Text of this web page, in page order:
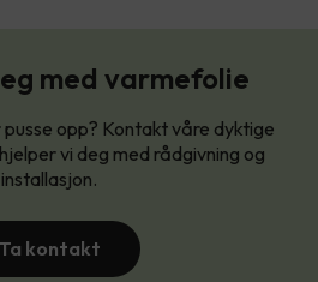
med varmefolie
pusse opp? Kontakt våre dyktige
vi deg med rådgivning og
installasjon.
Ta kontakt